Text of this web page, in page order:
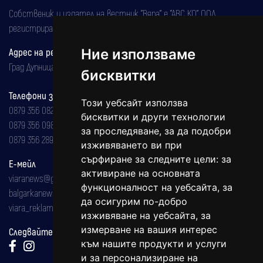
Ние използваме
бисквитки
Този уебсайт използва
бисквитки и други технологии
за проследяване, за да подобри
изживяването ви при
сърфиране за следните цели: за
активиране на основната
функционалност на уебсайта, за
да осигурим по-добро
изживяване на уебсайта, за
измерване на вашия интерес
към нашите продукти и услуги
и за персонализиране на
Собственик и издател на вестник "Вяра" е "АВС КО" ООД,
регистрирана на 08.05.2002 година.
Адрес на редакцията
Град Дупница, ул.''Христо Ботев" 43
Телефони за реклама и абонаменти
0879 356 082
0879 356 098
0879 356 289
Е-мейл
viaranews@gmail.com
balgarkanews@gmail.com
viara_reklama@mail.bg
Следвайте ни: